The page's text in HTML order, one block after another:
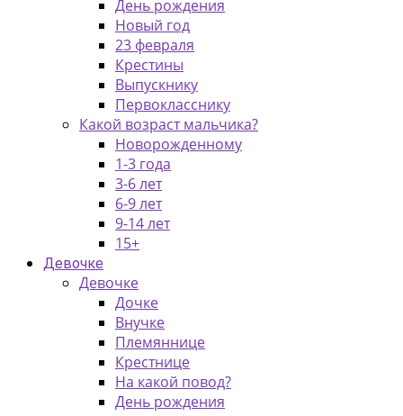
День рождения
Новый год
23 февраля
Крестины
Выпускнику
Первокласснику
Какой возраст мальчика?
Новорожденному
1-3 года
3-6 лет
6-9 лет
9-14 лет
15+
Девочке
Девочке
Дочке
Внучке
Племяннице
Крестнице
На какой повод?
День рождения